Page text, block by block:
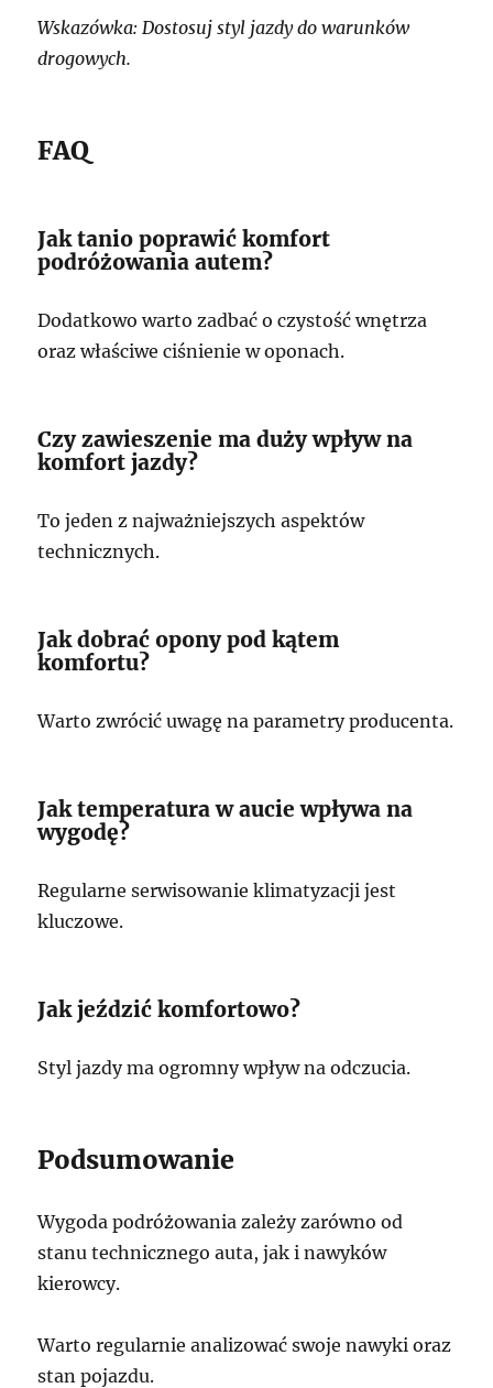
Wskazówka: Dostosuj styl jazdy do warunków
drogowych.
FAQ
Jak tanio poprawić komfort
podróżowania autem?
Dodatkowo warto zadbać o czystość wnętrza
oraz właściwe ciśnienie w oponach.
Czy zawieszenie ma duży wpływ na
komfort jazdy?
To jeden z najważniejszych aspektów
technicznych.
Jak dobrać opony pod kątem
komfortu?
Warto zwrócić uwagę na parametry producenta.
Jak temperatura w aucie wpływa na
wygodę?
Regularne serwisowanie klimatyzacji jest
kluczowe.
Jak jeździć komfortowo?
Styl jazdy ma ogromny wpływ na odczucia.
Podsumowanie
Wygoda podróżowania zależy zarówno od
stanu technicznego auta, jak i nawyków
kierowcy.
Warto regularnie analizować swoje nawyki oraz
stan pojazdu.